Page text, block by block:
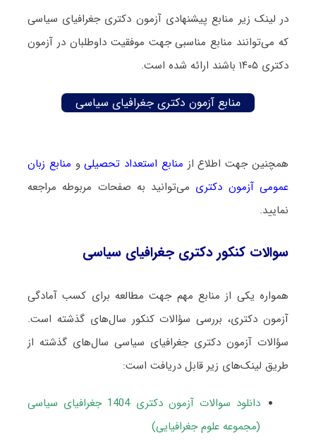
در لینک زیر منابع پیشنهادی آزمون دکتری جغرافیای سیاسی
که می‌توانند منابع مناسبی جهت موفقیت داوطلبان در آزمون
دکتری ۱۴۰۵ باشند ارائه شده است.
منابع آزمون دکتری جغرافیای سیاسی
همچنین جهت اطلاع از منابع استعداد تحصیلی و منابع زبان
عمومی آزمون دکتری می‌توانید به صفحات مربوطه مراجعه
نمایید.
سوالات کنکور دکتری جغرافیای سیاسی
همواره یکی از منابع مهم جهت مطالعه برای کسب آمادگی
آزمون دکتری، بررسی سؤالات کنکور سال‌های گذشته است.
سؤالات آزمون دکتری جغرافیای سیاسی سال‌های گذشته از
طریق لینک‌های زیر قابل دریافت است:
دانلود سوالات آزمون دکتری 1404 جغرافیای سیاسی
(مجموعه علوم جغرافیایی)